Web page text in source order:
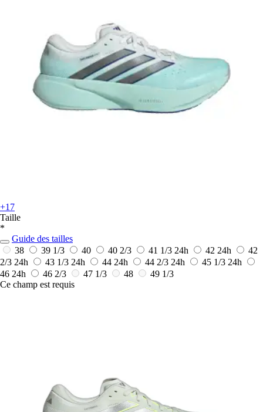
+17
Taille
*
Guide des tailles
38
39 1/3 40 40 2/3 41 1/3 24h 42 24h
42
2/3 24h 43 1/3 24h 44 24h 44 2/3 24h 45 1/3 24h
46 24h 46 2/3 47 1/3 48
49 1/3
Ce champ est requis